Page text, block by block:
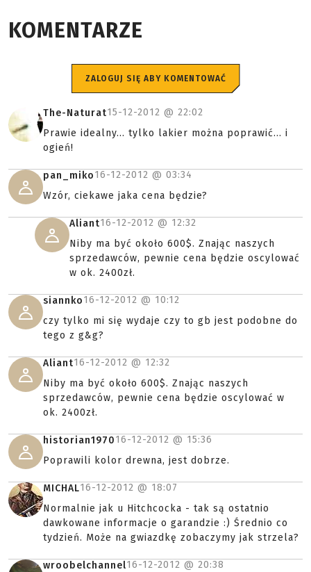
KOMENTARZE
ZALOGUJ SIĘ ABY KOMENTOWAĆ
The-Naturat15-12-2012 @ 22:02
Prawie idealny... tylko lakier można poprawić... i
ogień!
pan_miko16-12-2012 @ 03:34
Wzór, ciekawe jaka cena będzie?
Aliant16-12-2012 @ 12:32
Niby ma być około 600$. Znając naszych
sprzedawców, pewnie cena będzie oscylować
w ok. 2400zł.
siannko16-12-2012 @ 10:12
czy tylko mi się wydaje czy to gb jest podobne do
tego z g&g?
Aliant16-12-2012 @ 12:32
Niby ma być około 600$. Znając naszych
sprzedawców, pewnie cena będzie oscylować w
ok. 2400zł.
historian197016-12-2012 @ 15:36
Poprawili kolor drewna, jest dobrze.
MICHAL16-12-2012 @ 18:07
Normalnie jak u Hitchcocka - tak są ostatnio
dawkowane informacje o garandzie :) Średnio co
tydzień. Może na gwiazdkę zobaczymy jak strzela?
wroobelchannel16-12-2012 @ 20:38